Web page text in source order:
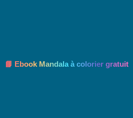
📘 Ebook Mandala à colorier gratuit